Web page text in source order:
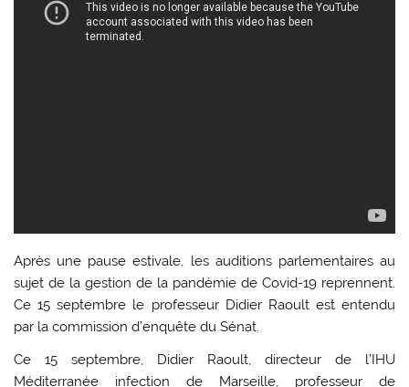
Après une pause estivale, les auditions parlementaires au
sujet de la gestion de la pandémie de Covid-19 reprennent.
Ce 15 septembre le professeur Didier Raoult est entendu
par la commission d’enquête du Sénat.
Ce 15 septembre, Didier Raoult, directeur de l’IHU
Méditerranée infection de Marseille, professeur de